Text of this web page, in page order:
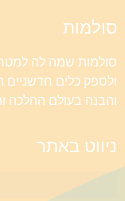
סולמות
סולמות שמה לה
ולספק כלים
והבנה בעולם ההלכה
ניווט באתר